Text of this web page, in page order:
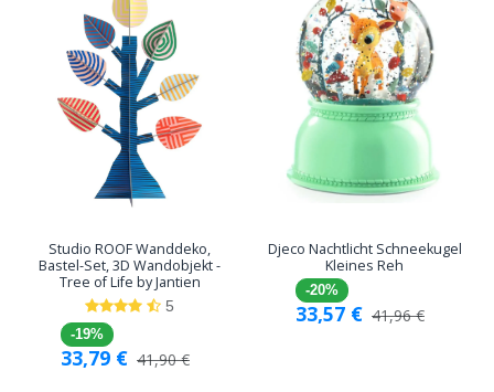
Studio ROOF Wanddeko,
Bastel-Set, 3D Wandobjekt -
Tree of Life by Jantien
5
-19%
33,79 € 41,90€
Djeco Nachtlicht Schneekugel
Kleines Reh
-20%
33,57 € 41,96€